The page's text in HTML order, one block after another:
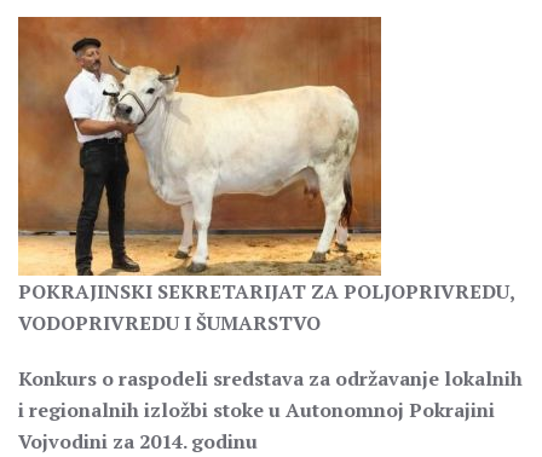
POKRAJINSKI SEKRETARIJAT ZA POLJOPRIVREDU,
VODOPRIVREDU I ŠUMARSTVO
Konkurs o raspodeli sredstava za održavanje lokalnih
i regionalnih izložbi stoke u Autonomnoj Pokrajini
Vojvodini za 2014. godinu